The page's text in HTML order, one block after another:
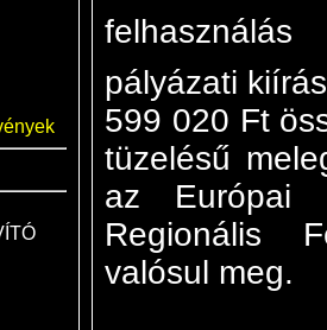
felhasználás
pályázati
599 020 Ft
tüzelésű
az Európai
Regionális
valósul meg.